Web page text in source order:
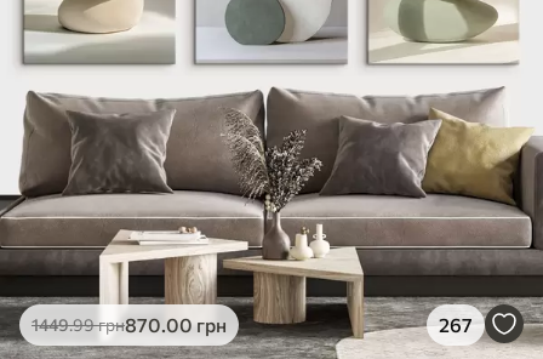
1449.99грн870.00 грн 267